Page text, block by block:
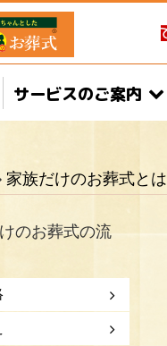
サービスのご案内
家族だけのお葬式とは
のお葬式の流